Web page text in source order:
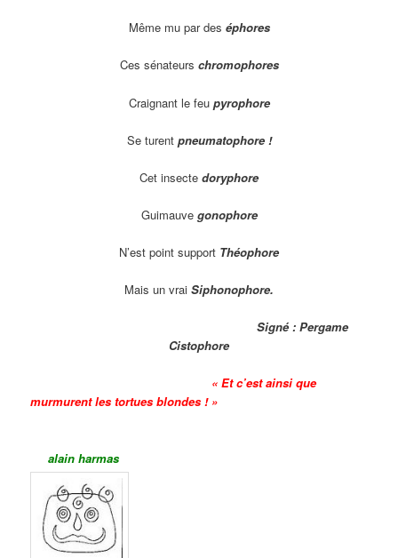
Même mu par des éphores
Ces sénateurs chromophores
Craignant le feu pyrophore
Se turent pneumatophore !
Cet insecte doryphore
Guimauve gonophore
N’est point support Théophore
Mais un vrai Siphonophore.
Signé : Pergame
Cistophore
« Et c’est ainsi que
murmurent les tortues blondes ! »
alain harmas